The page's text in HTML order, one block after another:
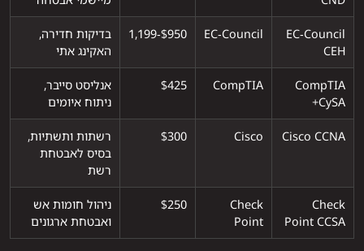
EC‑Council
CEH
EC‑Council
$950‑1,199
בדיקות חדירה,
האקינג אתי
CompTIA
CySA+
CompTIA
$425
אנליסט סייבר,
ניתוח איומים
Cisco CCNA
Cisco
$300
רשתות ותשתיות,
בסיס לאבטחת
רשת
Check
Point CCSA
Check
Point
$250
ניהול חומות אש
ואבטחת ארגונים